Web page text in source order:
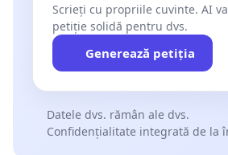
Scrieți cu propriile cuvinte. AI
petiție solidă pentru dvs.
Generează petiția
Datele dvs. rămân ale dvs.
Confidențialitate integrată de la